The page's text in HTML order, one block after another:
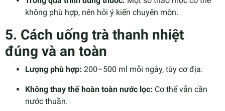
không phù hợp, nên hỏi ý kiến chuyên môn.
5. Cách uống trà thanh nhiệt
đúng và an toàn
Lượng phù hợp: 200–500 ml mỗi ngày, tùy cơ địa.
Không thay thế hoàn toàn nước lọc: Cơ thể vẫn cần
nước thuần.